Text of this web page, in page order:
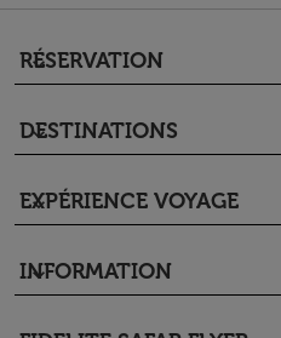
RÉSERVATION
keyboard_arrow_down
DESTINATIONS
keyboard_arrow_down
EXPÉRIENCE VOYAGE
keyboard_arrow_down
INFORMATION
keyboard_arrow_down